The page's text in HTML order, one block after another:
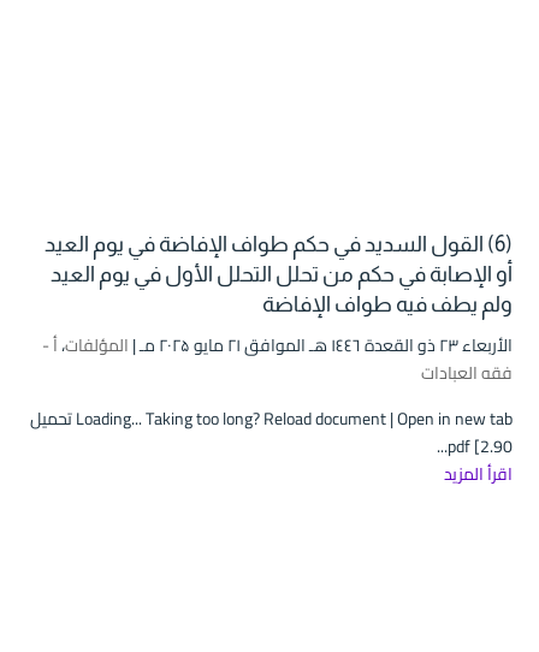
(6) القول السديد في حكم طواف الإفاضة في يوم العيد
أو الإصابة في حكم من تحلل التحلل الأول في يوم العيد
ولم يطف فيه طواف الإفاضة
الأربعاء ۲۳ ذو القعدة ۱٤٤٦ هـ الموافق ۲۱ مايو ۲۰۲۵ مـ | المؤلفات،أ -
فقه العبادات
Loading... Taking too long? Reload document | Open in new tab تحميل
pdf [2.90...
اقرأ المزيد